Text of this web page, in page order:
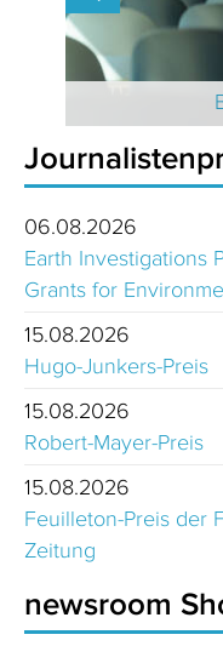
06.08.2026
Earth Investigations
Grants for
15.08.2026
Hugo-Junkers-Preis
15.08.2026
Robert-Mayer-Preis
15.08.2026
Feuilleton-Preis der
Zeitung
newsroom